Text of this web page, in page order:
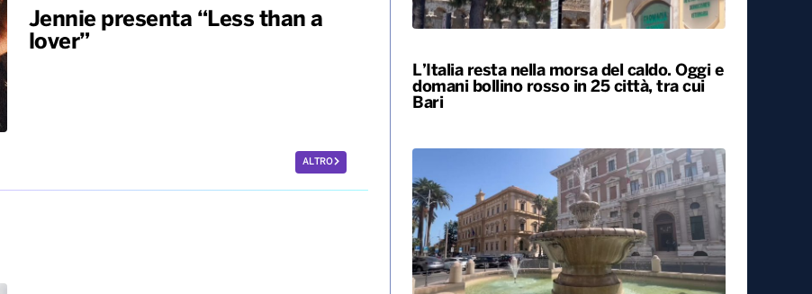
Jennie presenta “Less than a
lover”
ALTRO
L’Italia resta nella morsa del caldo. Oggi e
domani bollino rosso in 25 città, tra cui
Bari